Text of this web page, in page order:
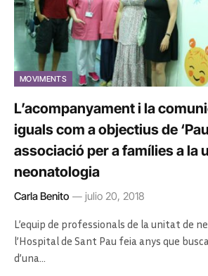
MOVIMENTS
L’acompanyament i la
iguals com a objectius de
associació per a famílies a la
neonatologia
Carla Benito julio 20, 2018
L’equip de professionals de la unitat de
l’Hospital de Sant Pau feia anys que
d’una…